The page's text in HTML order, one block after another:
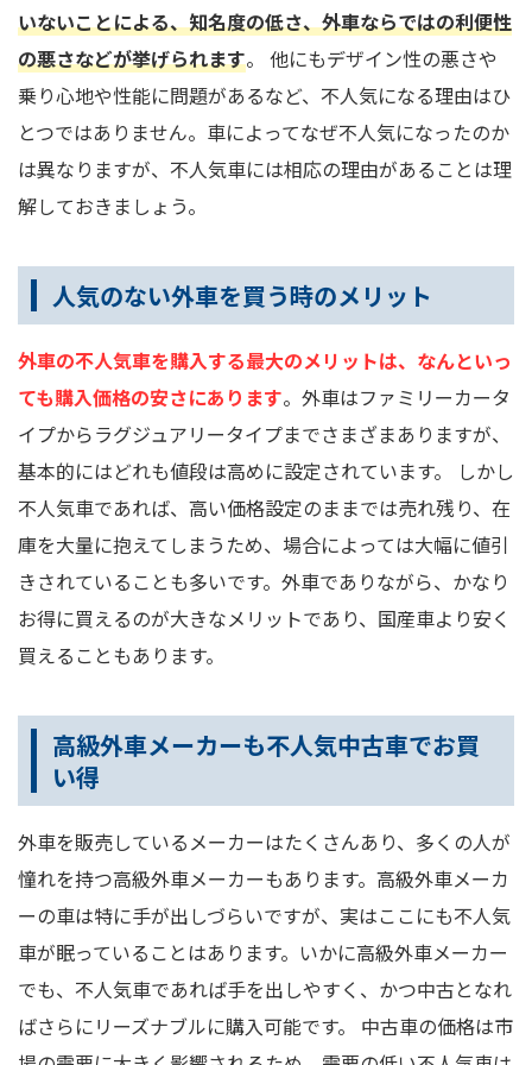
いないことによる、知名度の低さ、外車ならではの利便性
の悪さなどが挙げられます。 他にもデザイン性の悪さや
乗り心地や性能に問題があるなど、不人気になる理由はひ
とつではありません。車によってなぜ不人気になったのか
は異なりますが、不人気車には相応の理由があることは理
解しておきましょう。
人気のない外車を買う時のメリット
外車の不人気車を購入する最大のメリットは、なんといっ
ても購入価格の安さにあります。外車はファミリーカータ
イプからラグジュアリータイプまでさまざまありますが、
基本的にはどれも値段は高めに設定されています。 しかし
不人気車であれば、高い価格設定のままでは売れ残り、在
庫を大量に抱えてしまうため、場合によっては大幅に値引
きされていることも多いです。外車でありながら、かなり
お得に買えるのが大きなメリットであり、国産車より安く
買えることもあります。
高級外車メーカーも不人気中古車でお買
い得
外車を販売しているメーカーはたくさんあり、多くの人が
憧れを持つ高級外車メーカーもあります。高級外車メーカ
ーの車は特に手が出しづらいですが、実はここにも不人気
車が眠っていることはあります。いかに高級外車メーカー
でも、不人気車であれば手を出しやすく、かつ中古となれ
ばさらにリーズナブルに購入可能です。 中古車の価格は市